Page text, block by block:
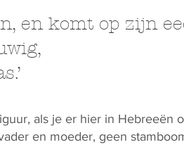
en komt op zijn
als je er hier in Hebreeën
en moeder, geen